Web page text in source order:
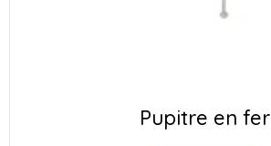
Pupitre en fer